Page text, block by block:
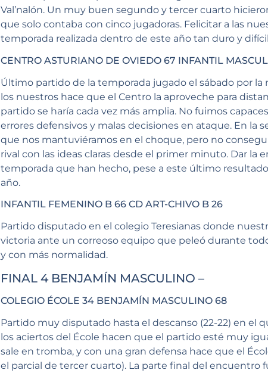
Val’nalón. Un muy buen segundo y tercer cuarto
que solo contaba con cinco jugadoras. Felicitar a las
temporada realizada dentro de este año tan duro y
CENTRO ASTURIANO DE OVIEDO 67 INFANTIL
Último partido de la temporada jugado el sábado por la
los nuestros hace que el Centro la aproveche para
partido se haría cada vez más amplia. No fuimos
errores defensivos y malas decisiones en ataque. En
que nos mantuviéramos en el choque, pero no
rival con las ideas claras desde el primer minuto. Dar la
temporada que han hecho, pese a este último
año.
INFANTIL FEMENINO B 66 CD ART-CHIVO B 26
Partido disputado en el colegio Teresianas donde
victoria ante un correoso equipo que peleó durante
y con más normalidad.
FINAL 4 BENJAMÍN MASCULINO –
COLEGIO ÉCOLE 34 BENJAMÍN MASCULINO 68
Partido muy disputado hasta el descanso (22-22) en el
los aciertos del École hacen que el partido esté muy
sale en tromba, y con una gran defensa hace que el
el parcial de tercer cuarto). La parte final del encuentro